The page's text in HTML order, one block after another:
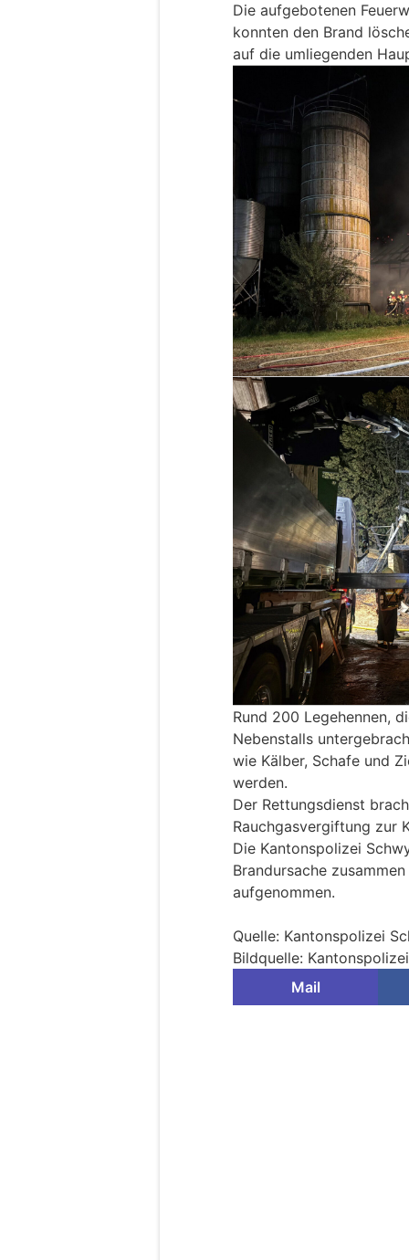
Die aufgebotenen
konnten den Brand
auf die umliegenden
Rund 200 Legehennen,
Nebenstalls
wie Kälber, Schafe und
werden.
Der Rettungsdienst
Rauchgasvergiftung zur
Die Kantonspolizei
Brandursache
aufgenommen.
Quelle: Kantonspolizei
Bildquelle:
Mail